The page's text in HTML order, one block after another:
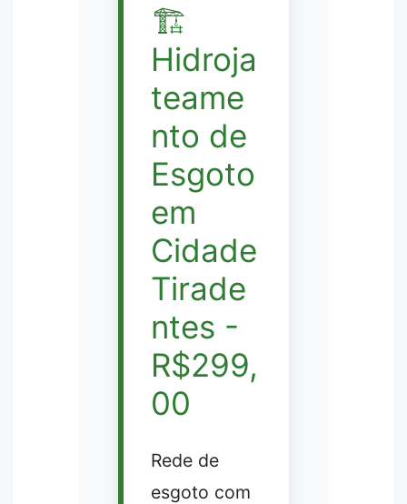
🏗️
Hidroja
teame
nto de
Esgoto
em
Cidade
Tirade
ntes -
R$299,
00
Rede de
esgoto com